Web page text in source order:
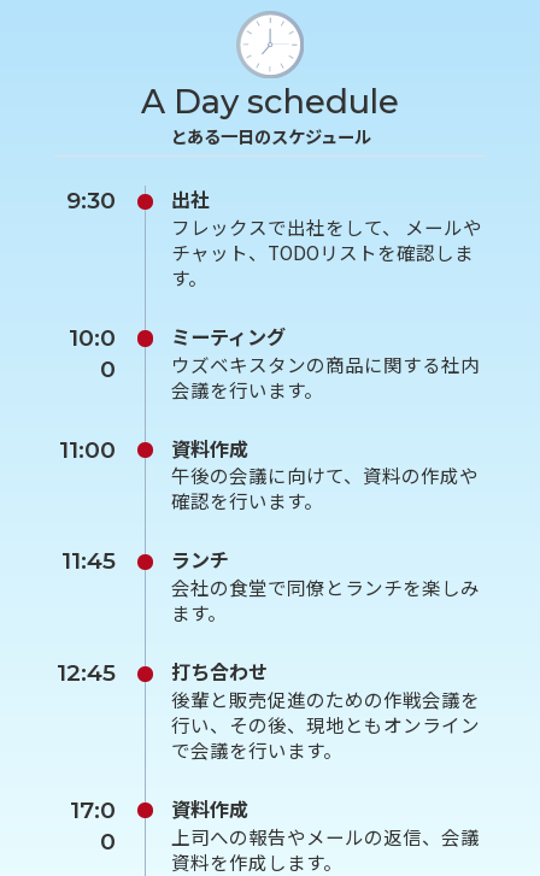
A Day schedule
とある一日のスケジュール
9:30 出社
フレックスで出社をして、 メールや
チャット、TODOリストを確認しま
す。
10:0
0
ミーティング
ウズベキスタンの商品に関する社内
会議を行います。
11:00 資料作成
午後の会議に向けて、資料の作成や
確認を行います。
11:45 ランチ
会社の食堂で同僚とランチを楽しみ
ます。
12:45 打ち合わせ
後輩と販売促進のための作戦会議を
行い、その後、現地ともオンライン
で会議を行います。
17:0
0
資料作成
上司への報告やメールの返信、会議
資料を作成します。